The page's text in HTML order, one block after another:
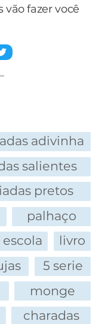
vão fazer você
adivinha
salientes
pretos
palhaço
escola
livro
5 serie
monge
charadas